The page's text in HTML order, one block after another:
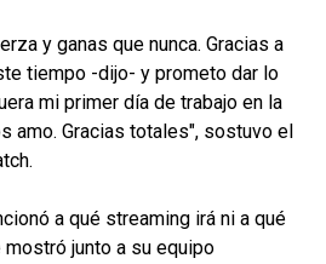
y ganas que nunca. Gracias a
tiempo -dijo- y prometo dar lo
mi primer día de trabajo en la
amo. Gracias totales", sostuvo el
a qué streaming irá ni a qué
junto a su equipo